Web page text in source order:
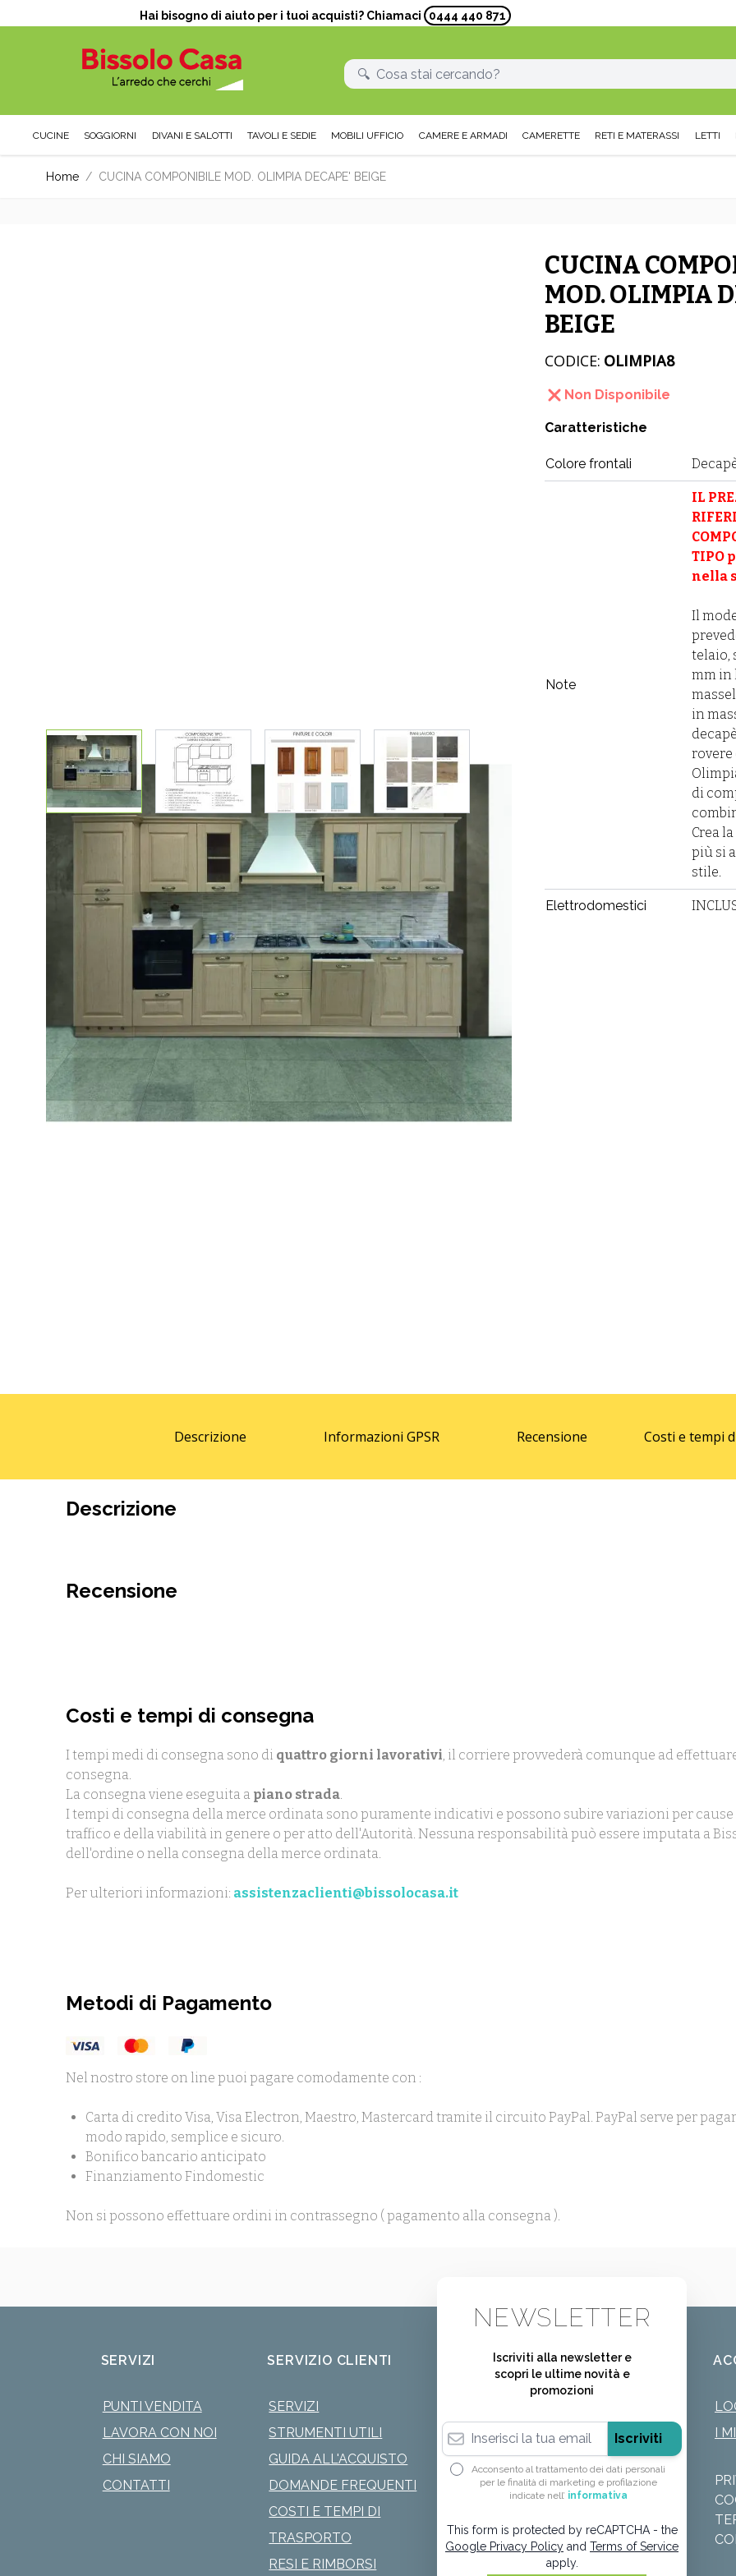
Hai bisogno di aiuto per i tuoi acquisti? Chiamaci 0444 440 871
CUCINE SOGGIORNI DIVANI E SALOTTI TAVOLI E SEDIE MOBILI UFFICIO CAMERE E ARMADI CAMERETTE RETI E MATERASSI LETTI
Home / CUCINA COMPONIBILE MOD. OLIMPIA DECAPE' BEIGE
View larger imageView larger imageView larger imageView larger image
CUCINA
MOD. OLIMPIA
BEIGE
CODICE: OLIMPIA8
Non Disponibile
Caratteristiche
Colore frontali
Note
IL
TIPO
nella
Il
telaio,
mm in
in
rovere
di
Crea
più si
stile.
Elettrodomestici
Descrizione Informazioni GPSR Recensione Costi e tempi
Descrizione
Recensione
Costi e tempi di consegna
I tempi medi di consegna sono di quattro giorni lavorativi, il corriere provvederà comunque ad
consegna.
La consegna viene eseguita a piano strada.
I tempi di consegna della merce ordinata sono puramente indicativi e possono subire variazioni per
traffico e della viabilità in genere o per atto dell'Autorità. Nessuna responsabilità può essere imputata a
dell'ordine o nella consegna della merce ordinata.
Per ulteriori informazioni: assistenzaclienti@bissolocasa.it
Metodi di Pagamento
Nel nostro store on line puoi pagare comodamente con :
Carta di credito Visa, Visa Electron, Maestro, Mastercard tramite il circuito PayPal. PayPal serve per
modo rapido, semplice e sicuro.
Bonifico bancario anticipato
Finanziamento Findomestic
Non si possono effettuare ordini in contrassegno ( pagamento alla consegna ).
SERVIZI
PUNTI VENDITA
LAVORA CON NOI
CHI SIAMO
CONTATTI
SERVIZIO CLIENTI
SERVIZI
STRUMENTI UTILI
GUIDA ALL'ACQUISTO
DOMANDE FREQUENTI
COSTI E TEMPI DI
TRASPORTO
RESI E RIMBORSI
NEWSLETTER
Iscriviti alla newsletter e
scopri le ultime novità e
promozioni
Indirizzo email
Iscriviti
Acconsento al trattamento dei dati personali
per le finalità di marketing e profilazione
indicate nell’ informativa
This form is protected by reCAPTCHA - the
Google Privacy Policy and Terms of Service
apply.
I